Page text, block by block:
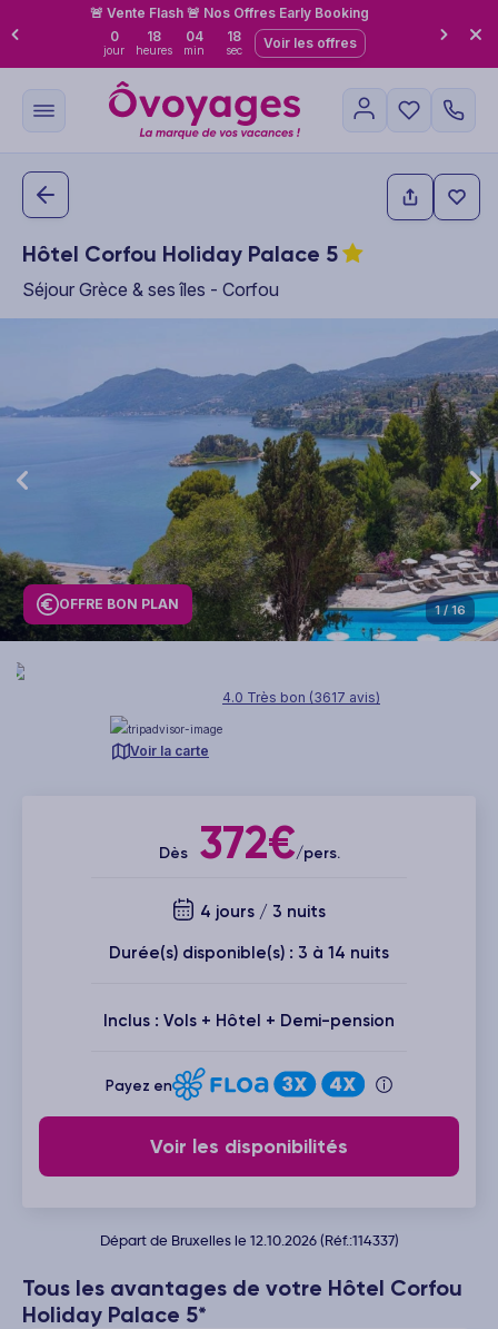
🚨 Vente Flash 🚨 Nos Offres Early Booking
0
jour
18
heures
04
min
17
sec Voir les offres
Hôtel Corfou Holiday Palace 5
Séjour Grèce & ses îles - Corfou
This carousel shows one large product image at a time. Use the
OFFRE BON PLAN 1/ 16
4.0 Très bon (3617 avis)
Voir la carte
Tous les avantages de votre Hôtel Corfou
Holiday Palace 5*
Dès372€/pers.
4 jours / 3 nuits
Durée(s) disponible(s) : 3 à 14 nuits
Inclus : Vols + Hôtel + Demi-pension
Payez en
Voir les disponibilités
Départ de Bruxelles le 12.10.2026 (Réf.:114337)